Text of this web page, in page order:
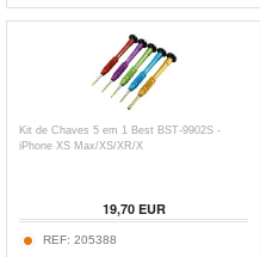
Kit de Chaves 5 em 1 Best BST-9902S -
iPhone XS Max/XS/XR/X
19,70EUR
REF: 205388